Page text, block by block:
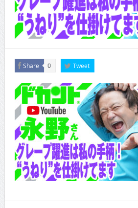
Share 0 Tweet